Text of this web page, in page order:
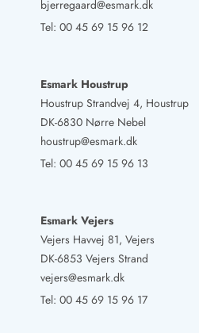
bjerregaard@esmark.dk
Tel: 00 45 69 15 96 12
Esmark Houstrup
Houstrup Strandvej 4, Houstrup
DK-6830 Nørre Nebel
houstrup@esmark.dk
Tel: 00 45 69 15 96 13
Esmark Vejers
Vejers Havvej 81, Vejers
DK-6853 Vejers Strand
vejers@esmark.dk
Tel: 00 45 69 15 96 17